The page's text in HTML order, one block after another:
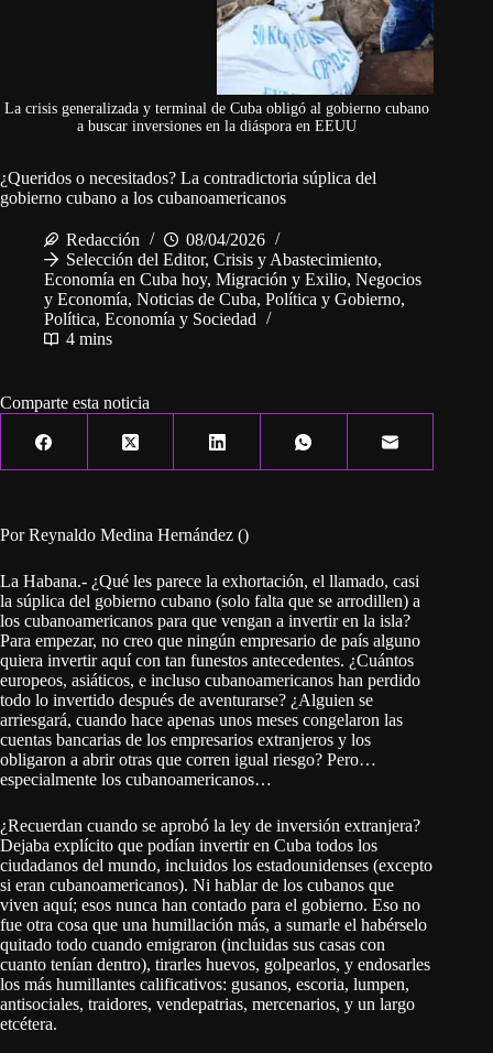
La crisis generalizada y terminal de Cuba obligó al gobierno cubano
a buscar inversiones en la diáspora en EEUU
¿Queridos o necesitados? La contradictoria súplica del
gobierno cubano a los cubanoamericanos
Redacción
08/04/2026
Selección del Editor, Crisis y Abastecimiento,
Economía en Cuba hoy, Migración y Exilio, Negocios
y Economía, Noticias de Cuba, Política y Gobierno,
Política, Economía y Sociedad
4 mins
Comparte esta noticia
Por Reynaldo Medina Hernández ()
La Habana.- ¿Qué les parece la exhortación, el llamado, casi
la súplica del gobierno cubano (solo falta que se arrodillen) a
los cubanoamericanos para que vengan a invertir en la isla?
Para empezar, no creo que ningún empresario de país alguno
quiera invertir aquí con tan funestos antecedentes. ¿Cuántos
europeos, asiáticos, e incluso cubanoamericanos han perdido
todo lo invertido después de aventurarse? ¿Alguien se
arriesgará, cuando hace apenas unos meses congelaron las
cuentas bancarias de los empresarios extranjeros y los
obligaron a abrir otras que corren igual riesgo? Pero…
especialmente los cubanoamericanos…
¿Recuerdan cuando se aprobó la ley de inversión extranjera?
Dejaba explícito que podían invertir en Cuba todos los
ciudadanos del mundo, incluidos los estadounidenses (excepto
si eran cubanoamericanos). Ni hablar de los cubanos que
viven aquí; esos nunca han contado para el gobierno. Eso no
fue otra cosa que una humillación más, a sumarle el habérselo
quitado todo cuando emigraron (incluidas sus casas con
cuanto tenían dentro), tirarles huevos, golpearlos, y endosarles
los más humillantes calificativos: gusanos, escoria, lumpen,
antisociales, traidores, vendepatrias, mercenarios, y un largo
etcétera.